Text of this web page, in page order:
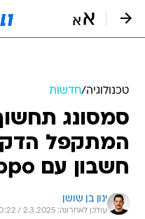
טכנולוגיה/חדשות
סמסונג
המתקפל הדק
חשבון עם Oppo
ינון בן שושן
עודכן לאחרונה: 2.3.2025 / 10:22